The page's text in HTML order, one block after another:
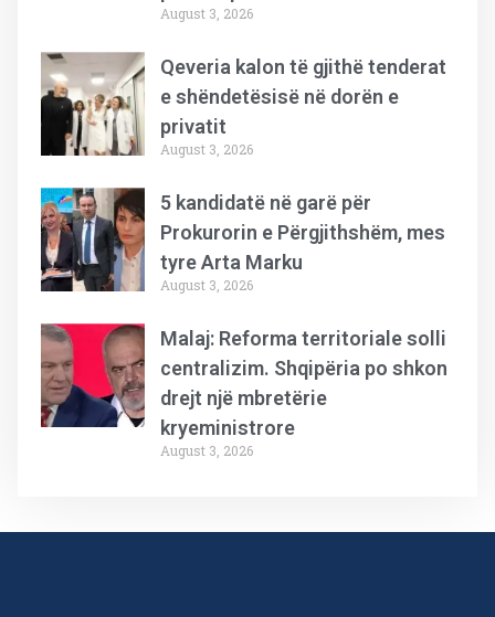
August 3, 2026
Qeveria kalon të gjithë tenderat
e shëndetësisë në dorën e
privatit
August 3, 2026
5 kandidatë në garë për
Prokurorin e Përgjithshëm, mes
tyre Arta Marku
August 3, 2026
Malaj: Reforma territoriale solli
centralizim. Shqipëria po shkon
drejt një mbretërie
kryeministrore
August 3, 2026